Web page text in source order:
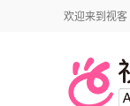
欢迎来到视客